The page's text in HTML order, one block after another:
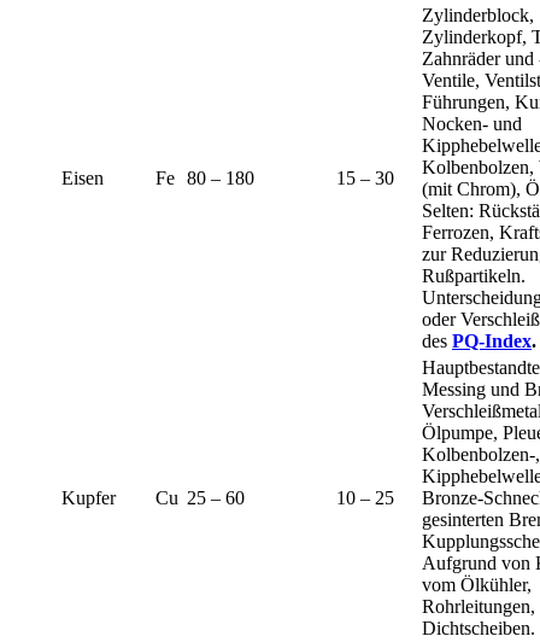
Eisen Fe 80 – 180 15 – 30
Zylinderblock,
Zylinderkopf,
Zahnräder und
Ventile,
Führungen,
Nocken- und
Kolbenbolzen,
(mit Chrom),
Selten:
Ferrozen,
zur
Rußpartikeln.
oder
des PQ-Index.
Kupfer Cu 25 – 60 10 – 25
Messing und
Ölpumpe,
Kolbenbolzen-,
Bronze-
gesinterten
Aufgrund von
vom Ölkühler,
Rohrleitungen,
Dichtscheiben.